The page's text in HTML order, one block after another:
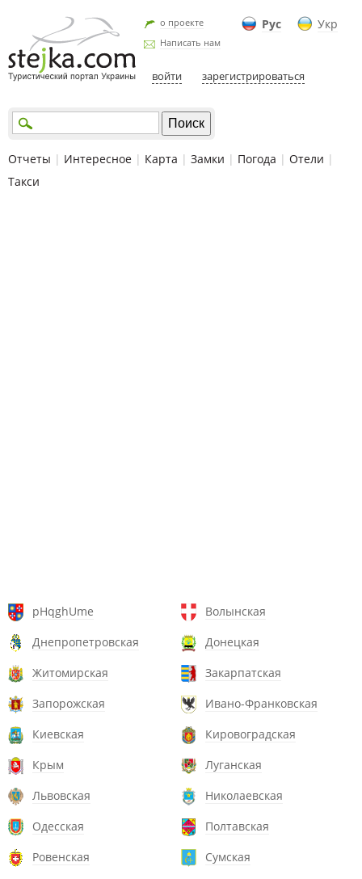
Рус Укр
о проекте
Написать нам
войти зарегистрироваться
Отчеты | Интересное | Карта | Замки | Погода | Отели |
Такси
pHqghUme
Волынская
Днепропетровская
Донецкая
Житомирская
Закарпатская
Запорожская
Ивано-Франковская
Киевская
Кировоградская
Крым
Луганская
Львовская
Николаевская
Одесская
Полтавская
Ровенская
Сумская